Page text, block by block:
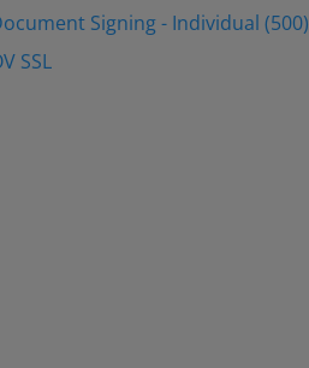
Signing - Individual (500)
SSL